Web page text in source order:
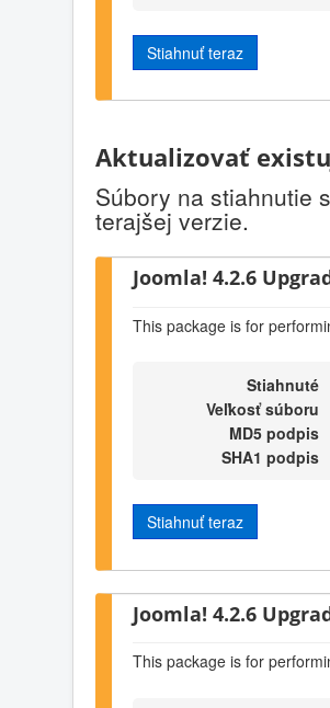
Stiahnuť teraz
Aktualizovať
Súbory na stiahnutie
terajšej verzie.
Joomla! 4.2.6
This package is for
Stiahnuté
Veľkosť súboru
MD5 podpis
SHA1 podpis
Stiahnuť teraz
Joomla! 4.2.6
This package is for